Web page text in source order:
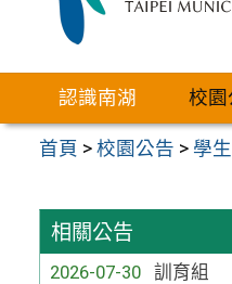
認識南湖 校園
首頁 >校園公告 > 學
相關公告
2026-07-30
訓育組